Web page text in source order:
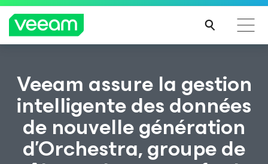
Recommandations de Veeam pour les clients
impactés par la mise à jour de CrowdStrike
LIRE
SUIT
Veeam assure la gestion
intelligente des données
de nouvelle génération
d’Orchestra, groupe de